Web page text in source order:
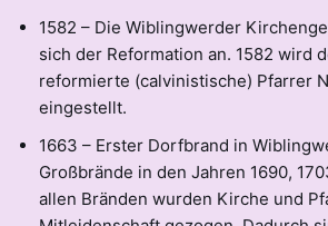
1582 – Die Wiblingwerder
sich der Reformation an. 1582 wird
reformierte (calvinistische) Pfarrer
eingestellt.
1663 – Erster Dorfbrand in
Großbrände in den Jahren 1690,
allen Bränden wurden Kirche und